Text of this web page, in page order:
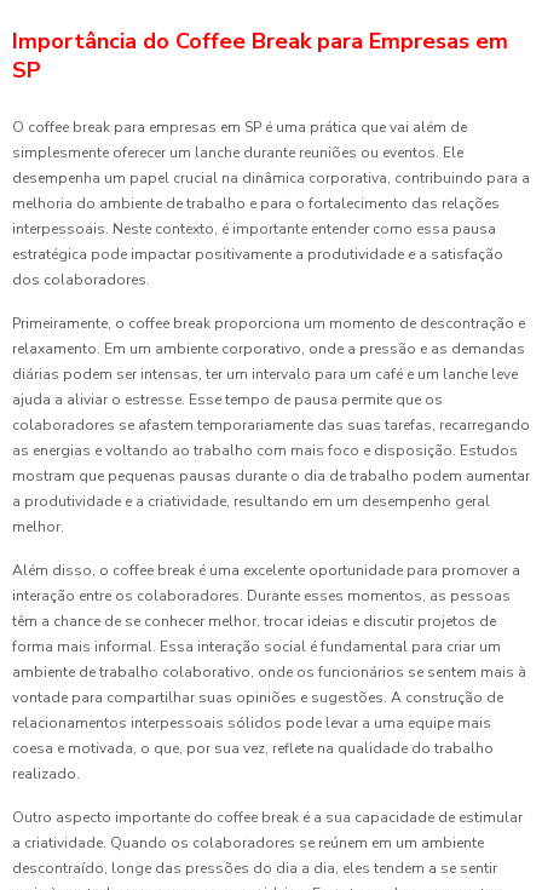
Importância do Coffee Break para Empresas em
SP
O coffee break para empresas em SP é uma prática que vai além de
simplesmente oferecer um lanche durante reuniões ou eventos. Ele
desempenha um papel crucial na dinâmica corporativa, contribuindo para a
melhoria do ambiente de trabalho e para o fortalecimento das relações
interpessoais. Neste contexto, é importante entender como essa pausa
estratégica pode impactar positivamente a produtividade e a satisfação
dos colaboradores.
Primeiramente, o coffee break proporciona um momento de descontração e
relaxamento. Em um ambiente corporativo, onde a pressão e as demandas
diárias podem ser intensas, ter um intervalo para um café e um lanche leve
ajuda a aliviar o estresse. Esse tempo de pausa permite que os
colaboradores se afastem temporariamente das suas tarefas, recarregando
as energias e voltando ao trabalho com mais foco e disposição. Estudos
mostram que pequenas pausas durante o dia de trabalho podem aumentar
a produtividade e a criatividade, resultando em um desempenho geral
melhor.
Além disso, o coffee break é uma excelente oportunidade para promover a
interação entre os colaboradores. Durante esses momentos, as pessoas
têm a chance de se conhecer melhor, trocar ideias e discutir projetos de
forma mais informal. Essa interação social é fundamental para criar um
ambiente de trabalho colaborativo, onde os funcionários se sentem mais à
vontade para compartilhar suas opiniões e sugestões. A construção de
relacionamentos interpessoais sólidos pode levar a uma equipe mais
coesa e motivada, o que, por sua vez, reflete na qualidade do trabalho
realizado.
Outro aspecto importante do coffee break é a sua capacidade de estimular
a criatividade. Quando os colaboradores se reúnem em um ambiente
descontraído, longe das pressões do dia a dia, eles tendem a se sentir